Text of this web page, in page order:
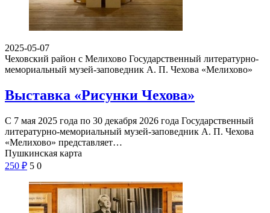
2025-05-07
Чеховский район с Мелихово Государственный литературно-
мемориальный музей-заповедник А. П. Чехова «Мелихово»
Выставка «Рисунки Чехова»
С 7 мая 2025 года по 30 декабря 2026 года Государственный
литературно-мемориальный музей-заповедник А. П. Чехова
«Мелихово» представляет…
Пушкинская карта
250 ₽ 5 0